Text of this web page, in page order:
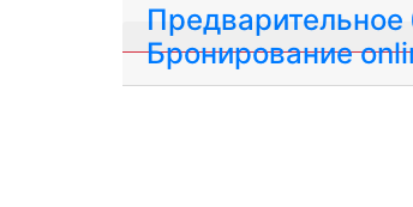
Бронирование